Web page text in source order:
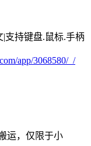
|支持键盘.鼠标.手柄
app/3068580/_/
运，仅限于小